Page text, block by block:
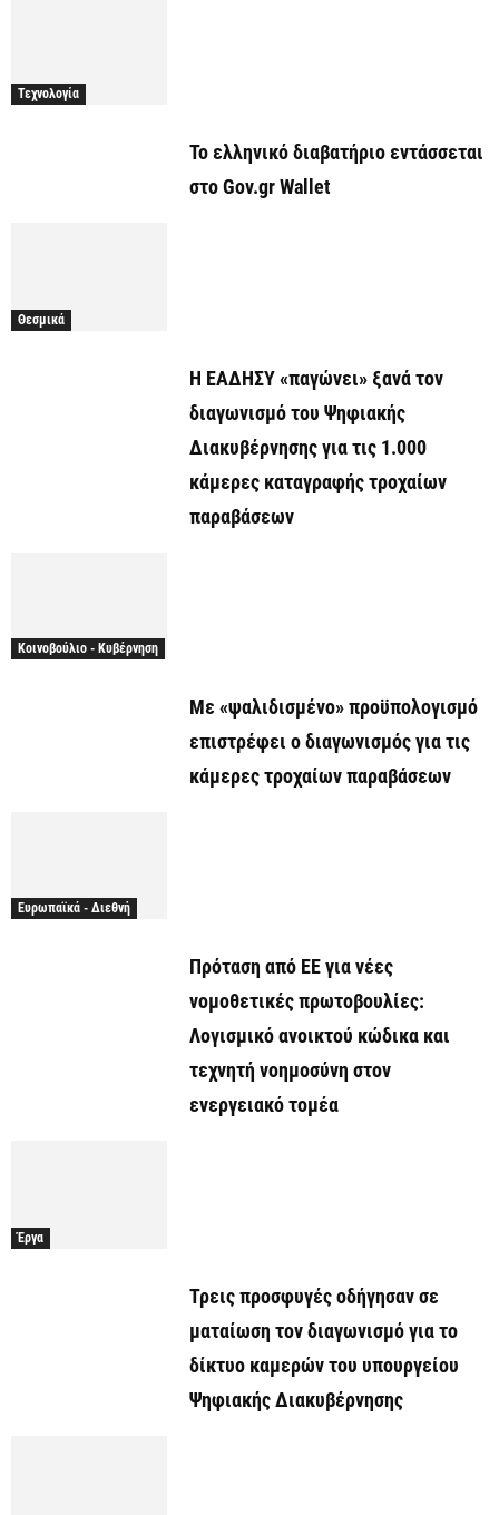
Τεχνολογία
Το ελληνικό διαβατήριο εντάσσεται
στο Gov.gr Wallet
Θεσμικά
Η ΕΑΔΗΣΥ «παγώνει» ξανά τον
διαγωνισμό του Ψηφιακής
Διακυβέρνησης για τις 1.000
κάμερες καταγραφής τροχαίων
παραβάσεων
Κοινοβούλιο - Κυβέρνηση
Με «ψαλιδισμένο» προϋπολογισμό
επιστρέφει ο διαγωνισμός για τις
κάμερες τροχαίων παραβάσεων
Ευρωπαϊκά - Διεθνή
Πρόταση από ΕΕ για νέες
νομοθετικές πρωτοβουλίες:
Λογισμικό ανοικτού κώδικα και
τεχνητή νοημοσύνη στον
ενεργειακό τομέα
Έργα
Τρεις προσφυγές οδήγησαν σε
ματαίωση τον διαγωνισμό για το
δίκτυο καμερών του υπουργείου
Ψηφιακής Διακυβέρνησης